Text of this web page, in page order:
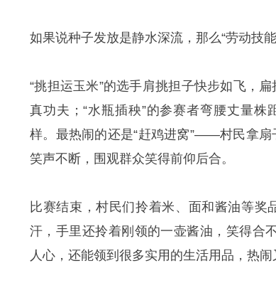
如果说种子发放是静水深流，那么“劳动技
“挑担运玉米”的选手肩挑担子快步如飞，
真功夫；“水瓶插秧”的参赛者弯腰丈量株
样。最热闹的还是“赶鸡进窝”——村民拿扇
笑声不断，围观群众笑得前仰后合。
比赛结束，村民们拎着米、面和酱油等
汗，手里还拎着刚领的一壶酱油，笑得合
人心，还能领到很多实用的生活用品，热闹